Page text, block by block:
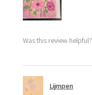
Was this review helpful?
Lijmpen